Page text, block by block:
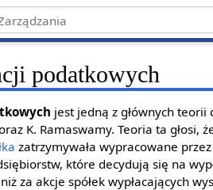
podatkowych
jest jedną z głównych teorii
K. Ramaswamy. Teoria ta
zatrzymywała wypracowane
które decydują się na
za akcje spółek wypłacających